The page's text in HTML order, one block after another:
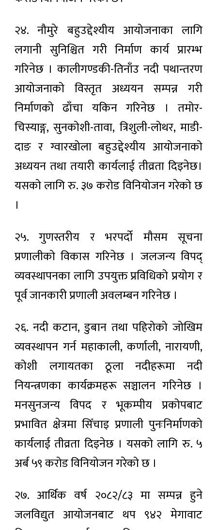
२४. नौमुरे बहुउद्देश्यीय आयोजनाका लागि
लगानी सुनिश्चित गरी निर्माण कार्य प्रारम्भ
गरिनेछ । कालीगण्डकी-तिनाँउ नदी पथान्तरण
आयोजनाको विस्तृत अध्ययन सम्पन्न गरी
निर्माणको ढाँचा यकिन गरिनेछ । तमोर-
चिस्याङ्ग, सुनकोशी-तावा, त्रिशुली-लोथर, माडी-
दाङ र ग्वारखोला बहुउद्देश्यीय आयोजनाको
अध्ययन तथा तयारी कार्यलाई तीव्रता दिइनेछ।
यसको लागि रु. ३७ करोड विनियोजन गरेको छ
।
२५. गुणस्तरीय र भरपर्दो मौसम सूचना
प्रणालीको विकास गरिनेछ । जलजन्य विपद्
व्यवस्थापनका लागि उपयुक्त प्रविधिको प्रयोग र
पूर्व जानकारी प्रणाली अवलम्बन गरिनेछ ।
२६. नदी कटान, डुबान तथा पहिरोको जोखिम
व्यवस्थापन गर्न महाकाली, कर्णाली, नारायणी,
कोशी लगायतका ठूला नदीहरूमा नदी
नियन्त्रणका कार्यक्रमहरू सञ्चालन गरिनेछ ।
मनसुनजन्य विपद र भूकम्पीय प्रकोपबाट
प्रभावित क्षेत्रमा सिँचाइ प्रणाली पुनःनिर्माणको
कार्यलाई तीव्रता दिइनेछ । यसको लागि रु. ५
अर्ब ५९ करोड विनियोजन गरेको छ ।
२७. आर्थिक वर्ष २०८२/८३ मा सम्पन्न हुने
जलविद्युत आयोजनबाट थप ९४२ मेगावाट